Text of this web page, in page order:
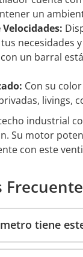
un
necesidades
un barral
Con su
livings,
industrial
Su motor
con este
tiene